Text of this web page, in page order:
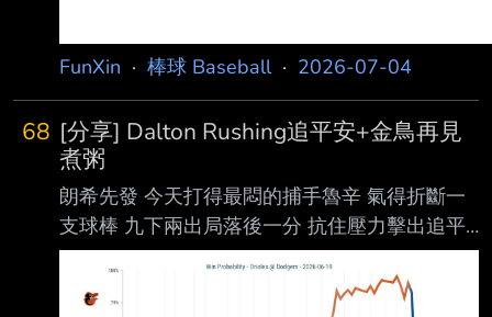
FunXin · 棒球 Baseball· 2026-07-04
68 [分享] Dalton Rushing追平安+金鳥再見
煮粥
朗希先發 今天打得最悶的捕手魯辛 氣得折斷一
支球棒 九下兩出局落後一分 抗住壓力擊出追平
安打 加上金鳥失誤回來再見分 終場6:5道奇逆轉
金鳥 --